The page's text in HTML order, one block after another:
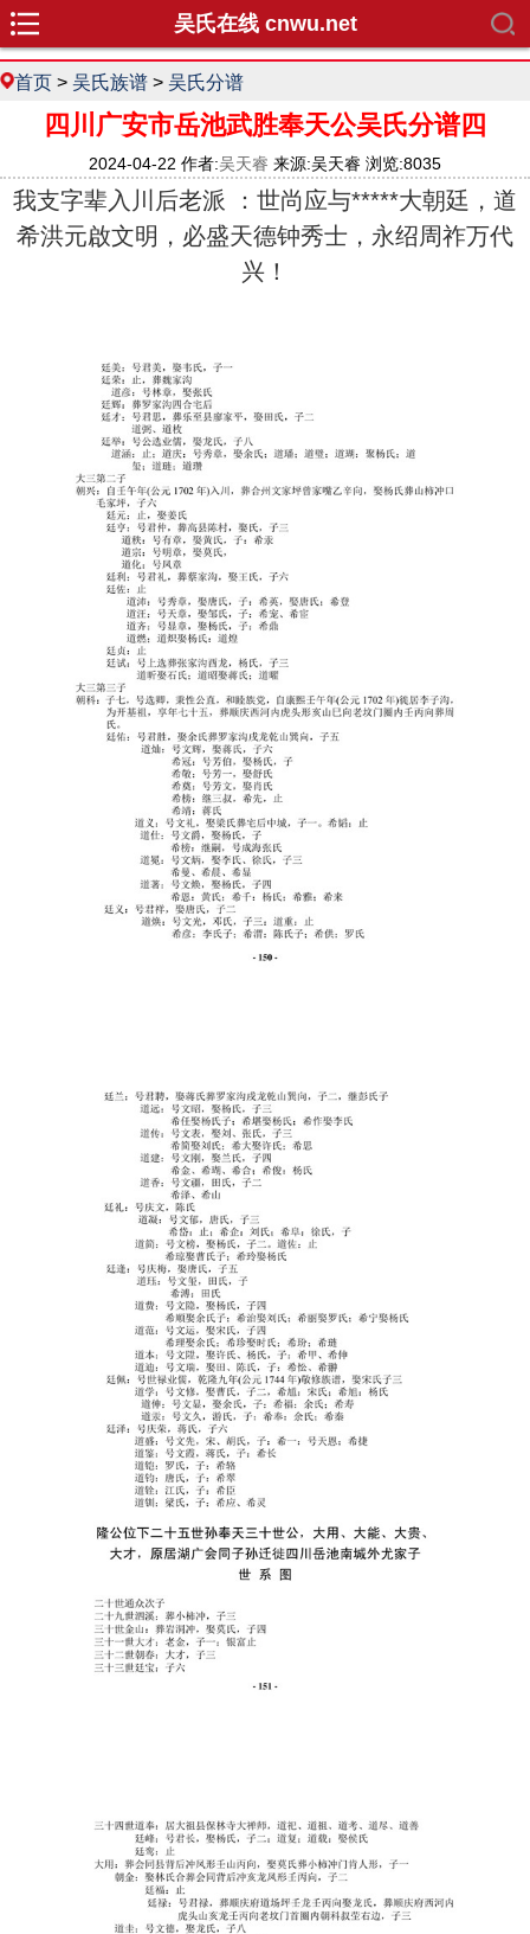
吴氏在线 cnwu.net
首页 > 吴氏族谱 > 吴氏分谱
四川广安市岳池武胜奉天公吴氏分谱四
2024-04-22 作者:吴天睿 来源:吴天睿 浏览:8035
我支字辈入川后老派 ：世尚应与*****大朝廷，道
希洪元啟文明，必盛天德钟秀士，永绍周祚万代
兴！